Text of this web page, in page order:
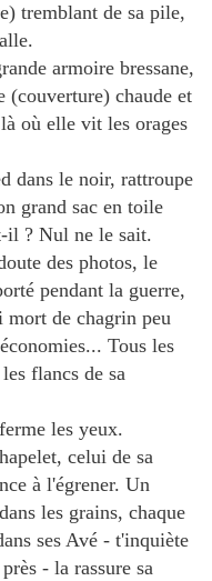
tremblant de sa pile,
armoire bressane,
(couverture) chaude et
où elle vit les orages
dans le noir, rattroupe
grand sac en toile
il ? Nul ne le sait.
des photos, le
pendant la guerre,
mort de chagrin peu
Tous les
flancs de sa
les yeux.
celui de sa
à l'égrener. Un
les grains, chaque
ses Avé - t'inquiète
- la rassure sa